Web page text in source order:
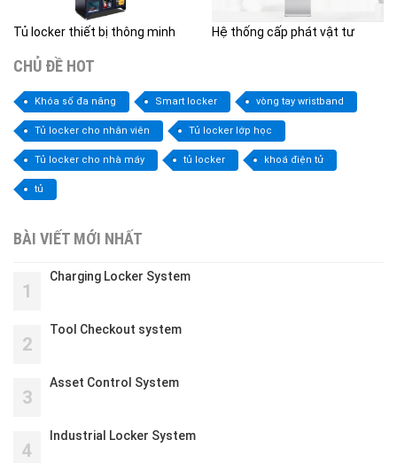
Tủ locker thiết bị thông minh Hệ thống cấp phát vật tư
CHỦ ĐỀ HOT
Khóa số đa năng Smart locker vòng tay wristband
Tủ locker cho nhân viên Tủ locker lớp học
Tủ locker cho nhà máy tủ locker khoá điện tử
tủ
BÀI VIẾT MỚI NHẤT
1
Charging Locker System
2
Tool Checkout system
3
Asset Control System
4
Industrial Locker System